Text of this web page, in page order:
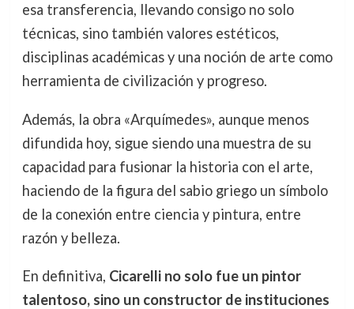
esa transferencia, llevando consigo no solo
técnicas, sino también valores estéticos,
disciplinas académicas y una noción de arte como
herramienta de civilización y progreso.
Además, la obra «Arquímedes», aunque menos
difundida hoy, sigue siendo una muestra de su
capacidad para fusionar la historia con el arte,
haciendo de la figura del sabio griego un símbolo
de la conexión entre ciencia y pintura, entre
razón y belleza.
En definitiva, Cicarelli no solo fue un pintor
talentoso, sino un constructor de instituciones